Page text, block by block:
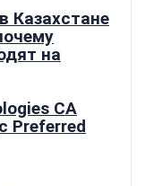
Казахстане
на
CA
Preferred